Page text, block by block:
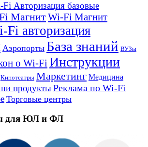
Fi Авторизация базовые
МагнитWi-Fi Магнит
Fi авторизация
Аэропорты База знаний ВУЗы
о Wi-FiИнструкции
Кинотеатры Маркетинг Медицина
продуктыРеклама по Wi-Fi
Торговые центры
для ЮЛ и ФЛ